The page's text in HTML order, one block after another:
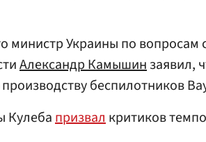
министр Украины по вопросам
Александр Камышинзаявил,
беспилотников
Кулебапризвалкритиков